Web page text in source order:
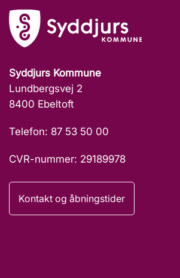
Syddjurs Kommune
Lundbergsvej 2
8400 Ebeltoft
Telefon: 87 53 50 00
CVR-nummer: 29189978
Kontakt og åbningstider